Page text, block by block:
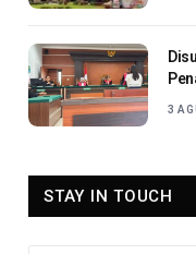
3
STAY IN TOUCH